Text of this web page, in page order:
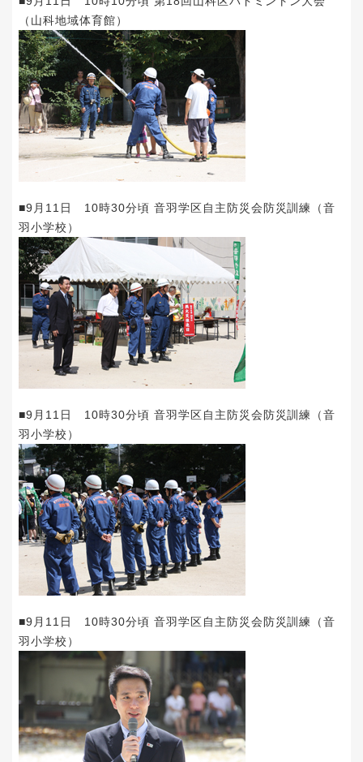
（山科地域体育館）
■9月11日 10時30分頃 音羽学区自主防災会防災訓練（音
羽小学校）
■9月11日 10時30分頃 音羽学区自主防災会防災訓練（音
羽小学校）
■9月11日 10時30分頃 音羽学区自主防災会防災訓練（音
羽小学校）